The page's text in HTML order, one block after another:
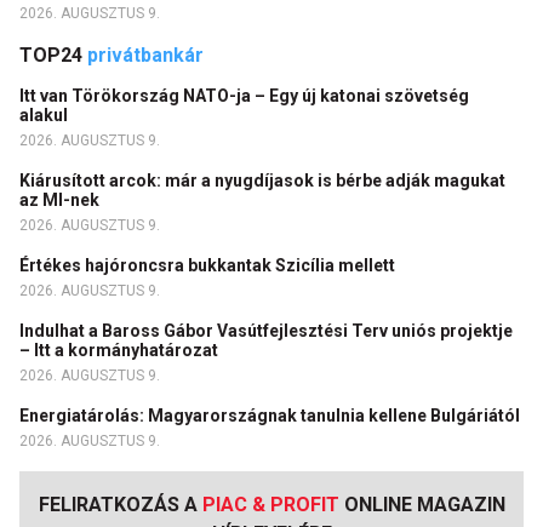
2026. AUGUSZTUS 9.
TOP24 privátbankár
Itt van Törökország NATO-ja – Egy új katonai szövetség
alakul
2026. AUGUSZTUS 9.
Kiárusított arcok: már a nyugdíjasok is bérbe adják magukat
az MI-nek
2026. AUGUSZTUS 9.
Értékes hajóroncsra bukkantak Szicília mellett
2026. AUGUSZTUS 9.
Indulhat a Baross Gábor Vasútfejlesztési Terv uniós projektje
– Itt a kormányhatározat
2026. AUGUSZTUS 9.
Energiatárolás: Magyarországnak tanulnia kellene Bulgáriától
2026. AUGUSZTUS 9.
FELIRATKOZÁS A PIAC & PROFIT ONLINE MAGAZIN